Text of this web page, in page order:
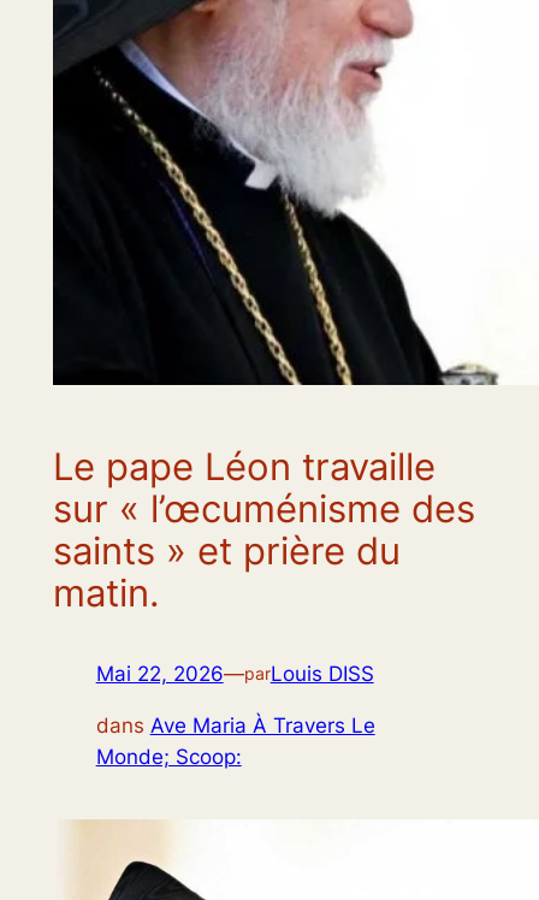
Le pape Léon travaille
sur « l’œcuménisme des
saints » et prière du
matin.
Mai 22, 2026—parLouis DISS
dans Ave Maria À Travers Le
Monde; Scoop: